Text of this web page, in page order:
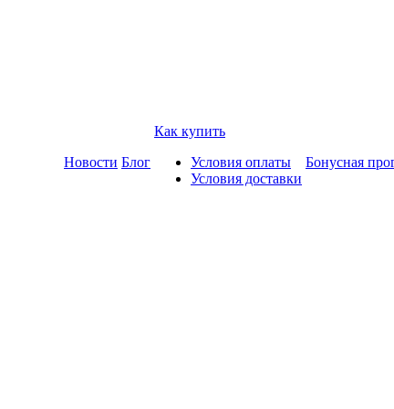
Новости Блог
Как купить
Условия оплаты
Условия доставки
Бонусная